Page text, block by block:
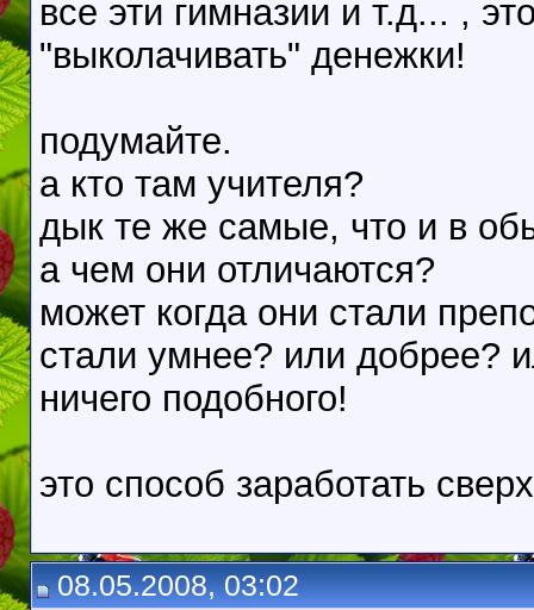
все эти гимназии и т.д... ,
"выколачивать" денежки!
подумайте.
а кто там учителя?
дык те же самые, что и в
а чем они отличаются?
может когда они стали
стали умнее? или добрее?
ничего подобного!
это способ заработать
08.05.2008, 03:02